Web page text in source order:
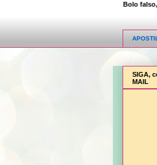
Animal Bambi 3D, Bolo falso,
SIGA,
MAIL